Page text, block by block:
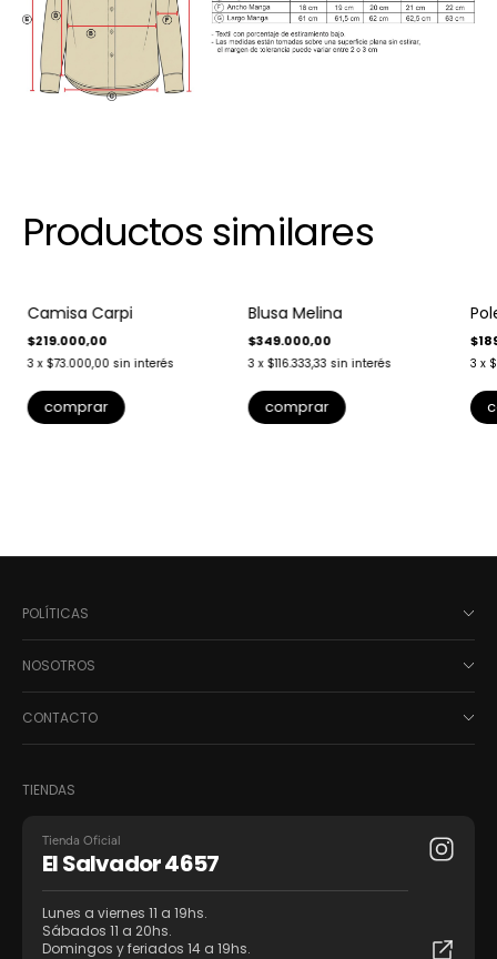
Productos similares
Envío gratis
Camisa Carpi
$219.000,00
3 x $73.000,00 sin interés
comprar
Envío gratis
Blusa Melina
$349.000,00
3 x$116.333,33 sin interés
comprar
3 x
POLÍTICAS
NOSOTROS
CONTACTO
TIENDAS
Tienda Oficial
El Salvador 4657
Lunes a viernes 11 a 19hs.
Sábados 11 a 20hs.
Domingos y feriados 14 a 19hs.